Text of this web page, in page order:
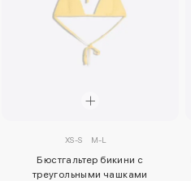
XS-S M-L
Бюстгальтер бикини с
треугольными чашками